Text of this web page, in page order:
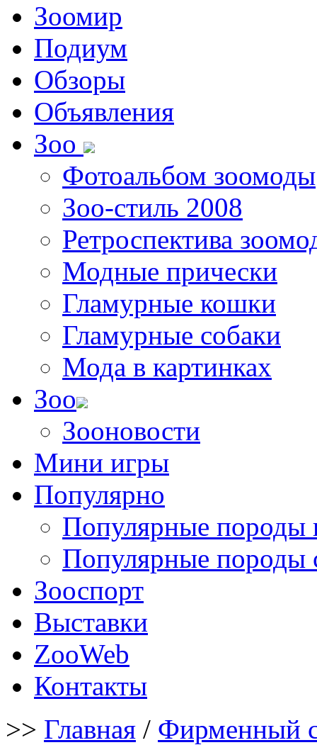
Зоомир
Подиум
Обзоры
Объявления
Зоо
Фотоальбом зоомоды
Зоо-стиль 2008
Ретроспектива
Модные прически
Гламурные кошки
Гламурные собаки
Мода в картинках
Зоо
Зооновости
Мини игры
Популярно
Популярные породы
Популярные породы
Зооспорт
Выставки
ZooWeb
Контакты
>> Главная / Фирменный